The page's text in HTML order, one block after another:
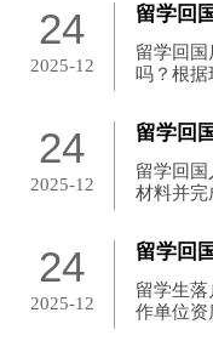
24
2025-12
留学回
吗？根据
24
2025-12
留学回
材料并完
24
2025-12
留学生
作单位资